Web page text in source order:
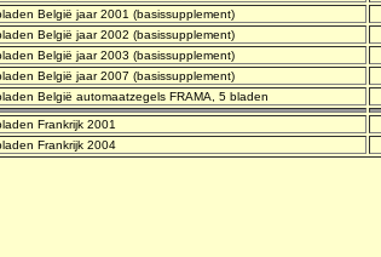
België jaar 2001 (basissupplement)
België jaar 2002 (basissupplement)
België jaar 2003 (basissupplement)
België jaar 2007 (basissupplement)
België automaatzegels FRAMA, 5 bladen
Frankrijk 2001
Frankrijk 2004